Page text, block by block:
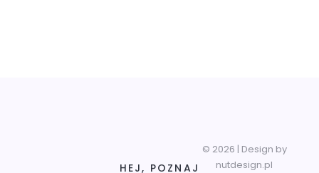
HEJ, POZNAJ
© 2026 | Design by
nutdesign.pl